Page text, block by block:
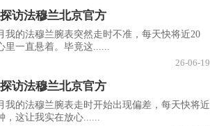
访法穆兰北京官方
我的法穆兰腕表突然走时不准，每天快将近20
里一直悬着。毕竟这......
26-06-19
访法穆兰北京官方
我的法穆兰腕表走时开始出现偏差，每天快将近
，这让我实在放心......